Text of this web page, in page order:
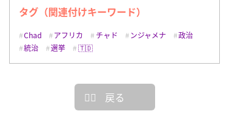
タグ（関連付けキーワード）
Chad アフリカ チャド ンジャメナ
政治
統治
選挙 🇹🇩
戻る